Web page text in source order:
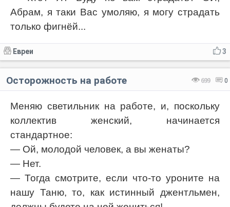
Абрам, я таки Вас умоляю, я могу страдать
только фигнёй...
3
Евреи
699 0
Осторожность на работе
Меняю светильник на работе, и, поскольку
коллектив женский, начинается
стандартное:
— Ой, молодой человек, а вы женаты?
— Нет.
— Тогда смотрите, если что-то уроните на
нашу Таню, то, как истинный джентльмен,